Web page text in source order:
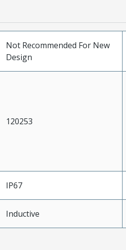
Not Recommended For New
Design
120253
IP67
Inductive